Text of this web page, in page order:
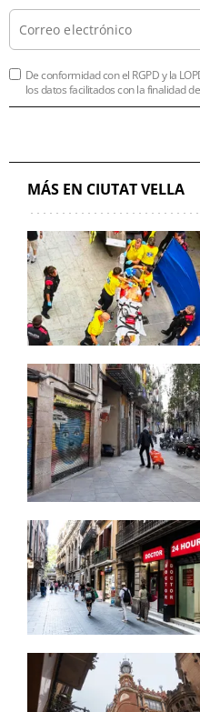
De conformidad con el RGPD y la
los datos facilitados con la finalidad
MÁS EN CIUTAT VELLA